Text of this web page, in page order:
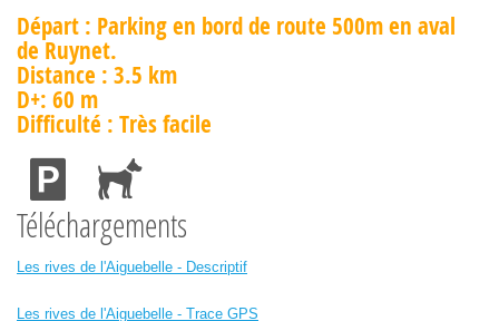
Départ : Parking en bord de route 500m en aval
de Ruynet.
Distance : 3.5 km
D+: 60 m
Difficulté : Très facile
Téléchargements
Les rives de l'Aiguebelle - Descriptif
Les rives de l'Aiguebelle - Trace GPS